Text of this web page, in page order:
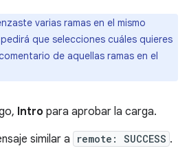
varias ramas en el mismo
que selecciones cuáles quieres
de aquellas ramas en el
Intro para aprobar la carga.
similar a
remote: SUCCESS .